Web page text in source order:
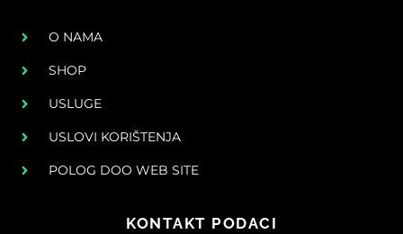
O NAMA
SHOP
USLUGE
USLOVI KORIŠTENJA
POLOG DOO WEB SITE
KONTAKT PODACI